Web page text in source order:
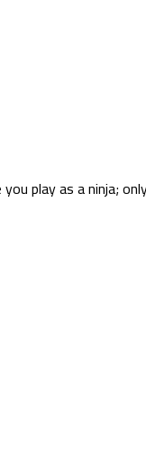
play as a ninja;